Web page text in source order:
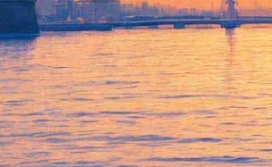
и крест
-05 октября 2011, среда